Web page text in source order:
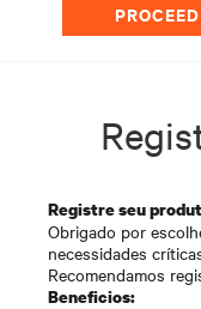
PROCEED
Registre seu
Obrigado por
necessidades
Recomendamos
Beneficios: